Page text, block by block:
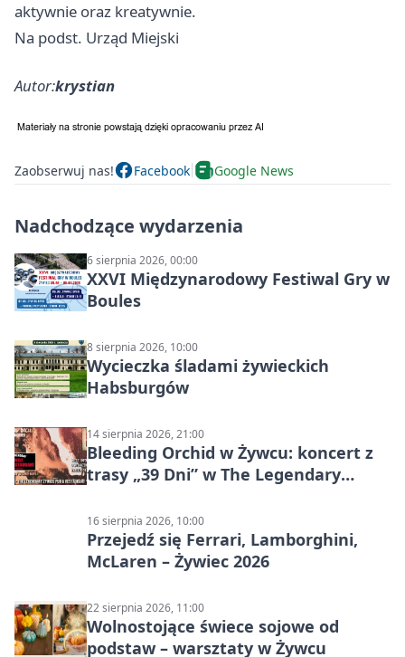
aktywnie oraz kreatywnie.
Na podst. Urząd Miejski
Autor:krystian
Zaobserwuj nas! Facebook Google News
Nadchodzące wydarzenia
6 sierpnia 2026, 00:00
XXVI Międzynarodowy Festiwal Gry w
Boules
8 sierpnia 2026, 10:00
Wycieczka śladami żywieckich
Habsburgów
14 sierpnia 2026, 21:00
Bleeding Orchid w Żywcu: koncert z
trasy „39 Dni” w The Legendary
16 sierpnia 2026, 10:00
Przejedź się Ferrari, Lamborghini,
McLaren – Żywiec 2026
22 sierpnia 2026, 11:00
Wolnostojące świece sojowe od
podstaw – warsztaty w Żywcu